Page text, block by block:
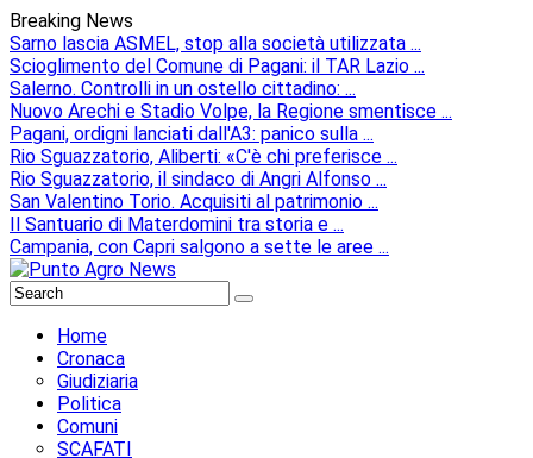
Breaking News
Sarno lascia ASMEL, stop alla società utilizzata ...
Scioglimento del Comune di Pagani: il TAR Lazio ...
Salerno. Controlli in un ostello cittadino: ...
Nuovo Arechi e Stadio Volpe, la Regione smentisce ...
Pagani, ordigni lanciati dall'A3: panico sulla ...
Rio Sguazzatorio, Aliberti: «C'è chi preferisce ...
Rio Sguazzatorio, il sindaco di Angri Alfonso ...
San Valentino Torio. Acquisiti al patrimonio ...
Il Santuario di Materdomini tra storia e ...
Campania, con Capri salgono a sette le aree ...
Home
Cronaca
Giudiziaria
Politica
Comuni
SCAFATI